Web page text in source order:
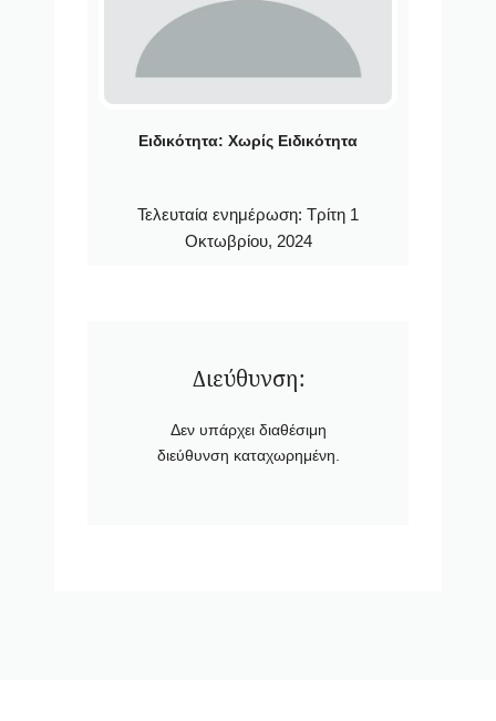
Ειδικότητα: Χωρίς Ειδικότητα
Τελευταία ενημέρωση: Τρίτη 1
Οκτωβρίου, 2024
Διεύθυνση:
Δεν υπάρχει διαθέσιμη
διεύθυνση καταχωρημένη.